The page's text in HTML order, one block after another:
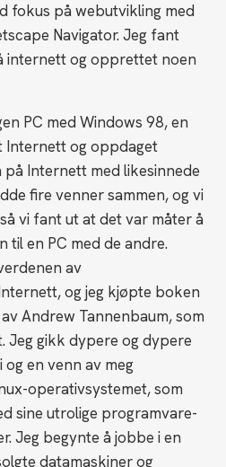
fokus på webutvikling med
Navigator. Jeg fant
internett og opprettet noen
PC med Windows 98, en
Internett og oppdaget
Internett med likesinnede
fire venner sammen, og vi
vi fant ut at det var måter å
en PC med de andre.
av
og jeg kjøpte boken
Andrew Tannenbaum, som
Jeg gikk dypere og dypere
en venn av meg
operativsystemet, som
sine utrolige programvare-
Jeg begynte å jobbe i en
datamaskiner og